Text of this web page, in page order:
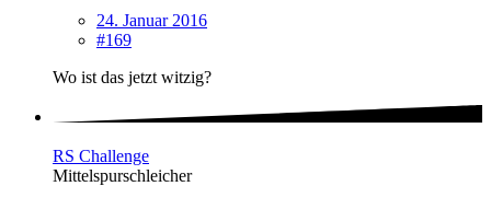
24. Januar 2016
#169
Wo ist das jetzt witzig?
RS Challenge
Mittelspurschleicher